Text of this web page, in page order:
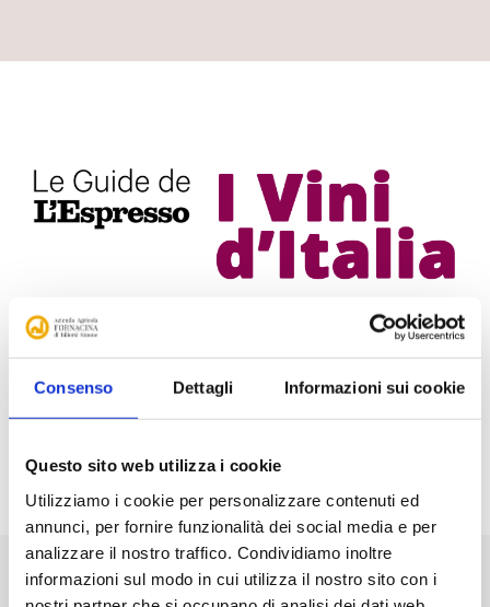
Consenso Dettagli Informazioni sui cookie
Questo sito web utilizza i cookie
Utilizziamo i cookie per personalizzare contenuti ed
annunci, per fornire funzionalità dei social media e per
analizzare il nostro traffico. Condividiamo inoltre
informazioni sul modo in cui utilizza il nostro sito con i
Awards, Comments and Reviews